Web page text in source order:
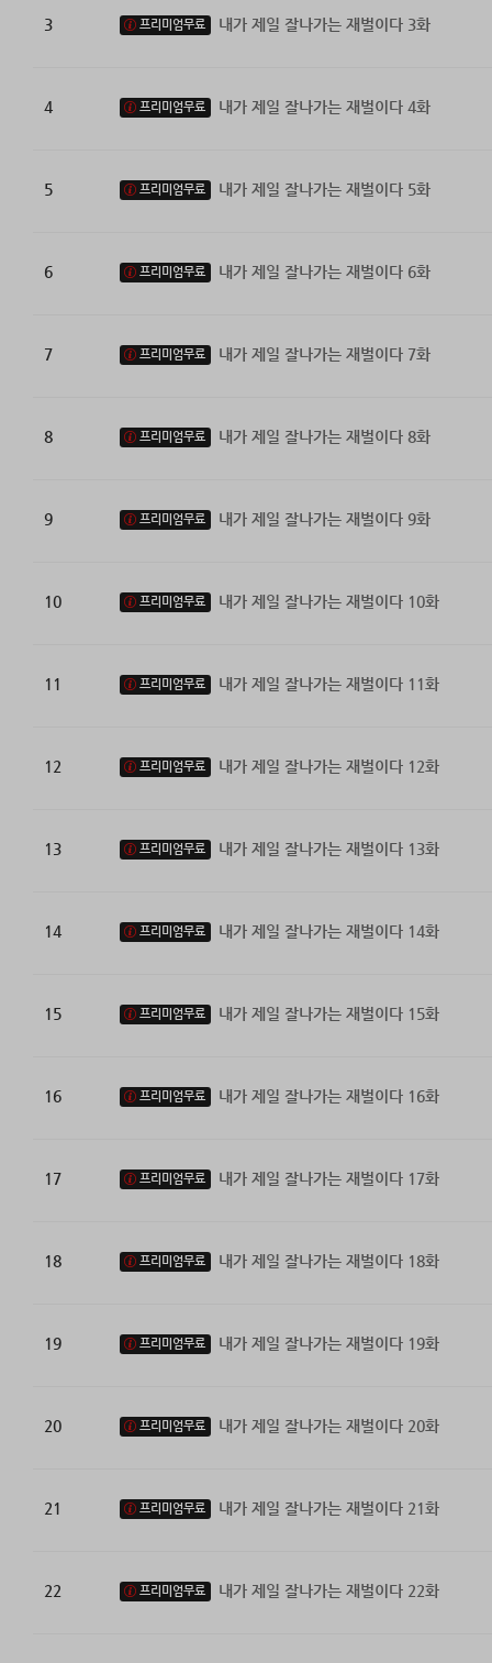
3 프리미엄무료 내가 제일 잘나가는 재벌이다 3화
4 프리미엄무료 내가 제일 잘나가는 재벌이다 4화
5 프리미엄무료 내가 제일 잘나가는 재벌이다 5화
6 프리미엄무료 내가 제일 잘나가는 재벌이다 6화
7 프리미엄무료 내가 제일 잘나가는 재벌이다 7화
8 프리미엄무료 내가 제일 잘나가는 재벌이다 8화
9 프리미엄무료 내가 제일 잘나가는 재벌이다 9화
10 프리미엄무료 내가 제일 잘나가는 재벌이다 10화
11 프리미엄무료 내가 제일 잘나가는 재벌이다 11화
12 프리미엄무료 내가 제일 잘나가는 재벌이다 12화
13 프리미엄무료 내가 제일 잘나가는 재벌이다 13화
14 프리미엄무료 내가 제일 잘나가는 재벌이다 14화
15 프리미엄무료 내가 제일 잘나가는 재벌이다 15화
16 프리미엄무료 내가 제일 잘나가는 재벌이다 16화
17 프리미엄무료 내가 제일 잘나가는 재벌이다 17화
18 프리미엄무료 내가 제일 잘나가는 재벌이다 18화
19 프리미엄무료 내가 제일 잘나가는 재벌이다 19화
20 프리미엄무료 내가 제일 잘나가는 재벌이다 20화
21 프리미엄무료 내가 제일 잘나가는 재벌이다 21화
22 프리미엄무료 내가 제일 잘나가는 재벌이다 22화